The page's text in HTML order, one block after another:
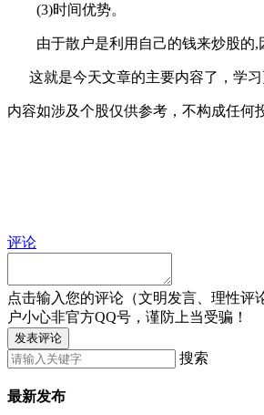
(3)时间优势。
由于散户是利用自己的钱来炒股的,
这就是今天文章的主要内容了，学习
内容如涉及个股仅供参考，不构成任何
评论
点击输入您的评论（文明发言、理性评
户小心非官方QQ号，谨防上当受骗！
发表评论
搜索
最新发布